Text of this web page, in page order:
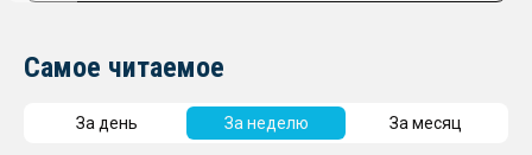
Самое читаемое
За день За неделю За месяц